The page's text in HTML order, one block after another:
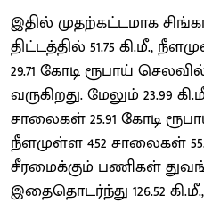
இதில் முதற்கட்டமாக
திட்டத்தில் 51.75 கி.மீ.,
29.71 கோடி ரூபாய்
வருகிறது. மேலும் 23.99
சாலைகள் 25.91 கோடி
நீளமுள்ள 452 சாலைகள்
சீரமைக்கும் பணிகள்
இதைதொடர்ந்து 126.52